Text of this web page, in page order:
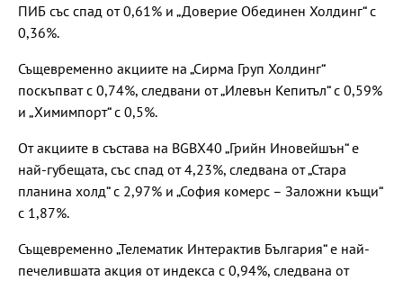
ПИБ със спад от 0,61% и „Доверие Обединен Холдинг“ с
0,36%.
Същевременно акциите на „Сирма Груп Холдинг“
поскъпват с 0,74%, следвани от „Илевън Кепитъл“ с 0,59%
и „Химимпорт“ с 0,5%.
От акциите в състава на BGBX40 „Грийн Иновейшън“ е
най-губещата, със спад от 4,23%, следвана от „Стара
планина холд“ с 2,97% и „София комерс – Заложни къщи“
с 1,87%.
Същевременно „Телематик Интерактив България“ е най-
печелившата акция от индекса с 0,94%, следвана от